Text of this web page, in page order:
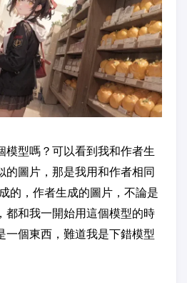
模型嗎？可以看到我和作者生
的圖片，那是我用和作者相同
的，作者生成的圖片，不論是
都和我一開始用這個模型的時
一個東西，難道我是下錯模型